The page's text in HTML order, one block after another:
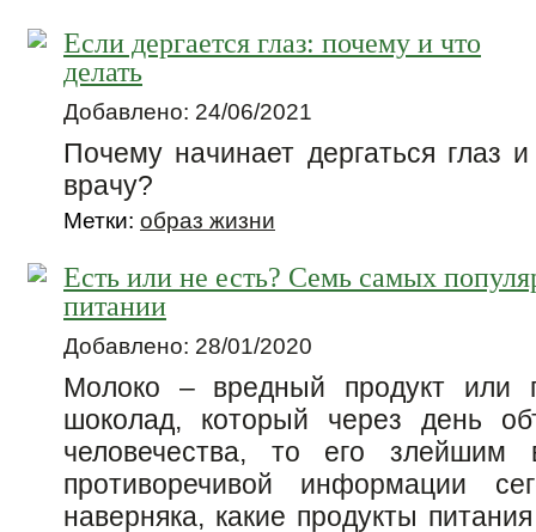
Если дергается глаз: почему и что
делать
Добавлено: 24/06/2021
Почему начинает дергаться глаз
врачу?
Метки: образ жизни
Есть или не есть? Семь самых
питании
Добавлено: 28/01/2020
Молоко – вредный продукт
шоколад, который через день
человечества, то его злейшим
противоречивой информации
наверняка, какие продукты